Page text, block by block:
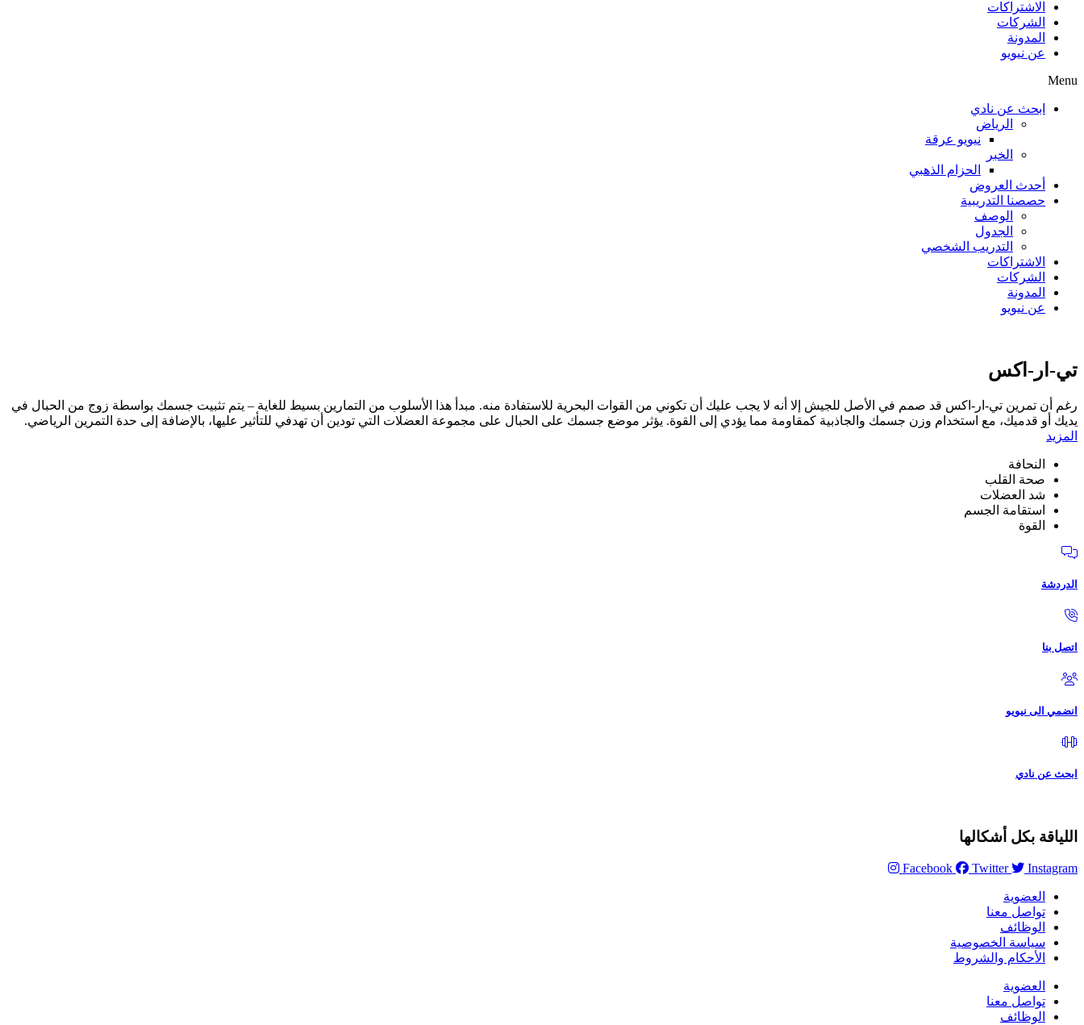
الاشتراكات
الشركات
المدونة
عن نيويو
Menu
ابحث عن نادي
الرياض
نيويو عرقة
الخبر
الحزام الذهبي
أحدث العروض
حصصنا التدريبية
الوصف
الجدول
التدريب الشخصي
الاشتراكات
الشركات
المدونة
عن نيويو
تي-ار-اكس
رغم أن تمرين تي-ار-اكس قد صمم في الأصل للجيش إلا أنه لا يجب عليك أن تكوني من القوات البحرية للاستفادة منه. مبدأ هذا الأسلوب من التمارين بسيط للغاية – يتم تثبيت جسمك بواسطة زوج من الحبال في
يديك أو قدميك، مع استخدام وزن جسمك والجاذبية كمقاومة مما يؤدي إلى القوة. يؤثر موضع جسمك على الحبال على مجموعة العضلات التي تودين أن تهدفي للتأثير عليها، بالإضافة إلى حدة التمرين الرياضي.
المزيد
النحافة
صحة القلب
شد العضلات
استقامة الجسم
القوة
الدردشة
اتصل بنا
انضمي الى نيويو
ابحث عن نادي
اللياقة بكل أشكالها
Facebook Twitter Instagram
العضوية
تواصل معنا
الوظائف
سياسة الخصوصية
الأحكام والشروط
العضوية
تواصل معنا
الوظائف